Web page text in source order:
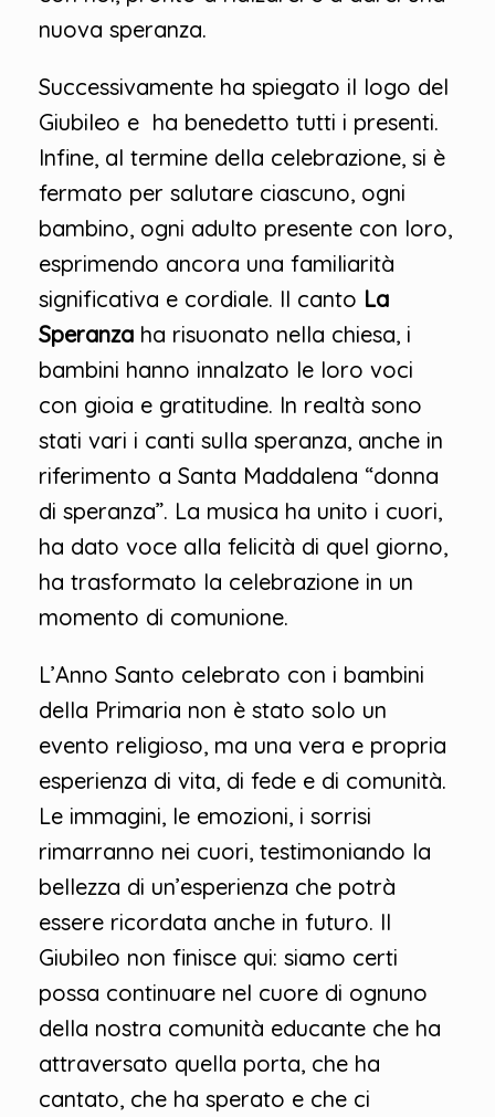
nuova speranza.
Successivamente ha spiegato il logo del
Giubileo e ha benedetto tutti i presenti.
Infine, al termine della celebrazione, si è
fermato per salutare ciascuno, ogni
bambino, ogni adulto presente con loro,
esprimendo ancora una familiarità
significativa e cordiale. Il canto La
Speranza ha risuonato nella chiesa, i
bambini hanno innalzato le loro voci
con gioia e gratitudine. In realtà sono
stati vari i canti sulla speranza, anche in
riferimento a Santa Maddalena “donna
di speranza”. La musica ha unito i cuori,
ha dato voce alla felicità di quel giorno,
ha trasformato la celebrazione in un
momento di comunione.
L’Anno Santo celebrato con i bambini
della Primaria non è stato solo un
evento religioso, ma una vera e propria
esperienza di vita, di fede e di comunità.
Le immagini, le emozioni, i sorrisi
rimarranno nei cuori, testimoniando la
bellezza di un’esperienza che potrà
essere ricordata anche in futuro. Il
Giubileo non finisce qui: siamo certi
possa continuare nel cuore di ognuno
della nostra comunità educante che ha
attraversato quella porta, che ha
cantato, che ha sperato e che ci